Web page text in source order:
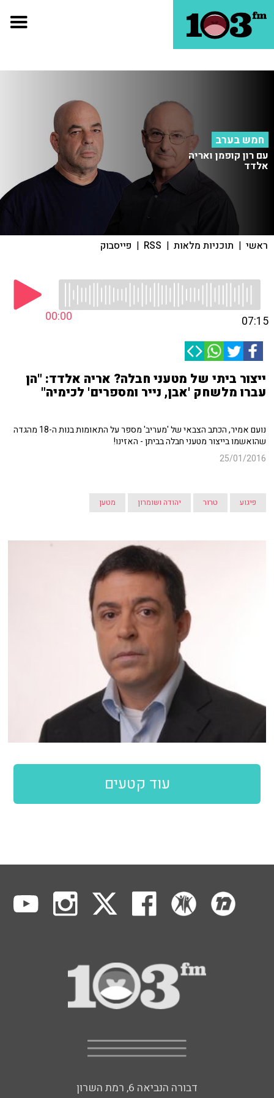
חמש בערב
עם רון קופמן ואריה
אלדד
ראשי | תוכניות מלאות |
RSS
| פייסבוק
00:00 07:15
ייצור ביתי של מטעני חבלה? אריה אלדד: "הן
עברו מלשחק 'אבן, נייר ומספרים' לכימיה"
נועם אמיר, הכתב הצבאי של 'מעריב' מספר על התאומות בנות ה-18 מהגדה
שהואשמו בייצור מטעני חבלה בביתן - האזינו!
25/01/2016
פיגוע טרור יהודה ושומרון מטען
עוד קטעים
דבורה הנביאה 6, רמת השרון